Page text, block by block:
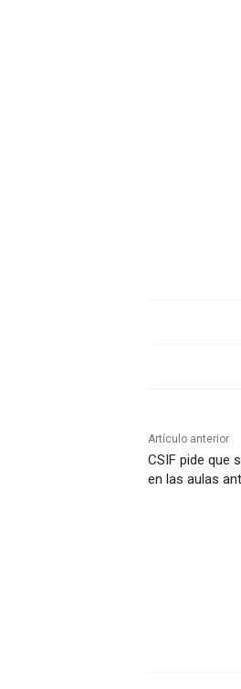
Artículo anterior
CSIF pide que
en las aulas